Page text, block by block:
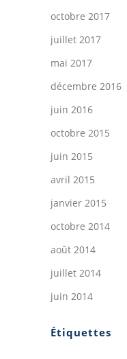
octobre 2017
juillet 2017
mai 2017
décembre 2016
juin 2016
octobre 2015
juin 2015
avril 2015
janvier 2015
octobre 2014
août 2014
juillet 2014
juin 2014
Étiquettes